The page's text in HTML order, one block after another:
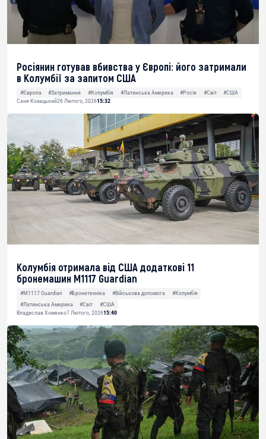
Росіянин готував вбивства у Європі: його затримали
в Колумбії за запитом США
#Європа #Затримання #Колумбія #Латинська Америка #Росія #Світ
#США
Саня Козацький26 Лютого, 202615:32
Колумбія отримала від США додаткові 11
бронемашин M1117 Guardian
#M1117 Guardian #Бронетехніка #Військова допомога
#Колумбія
#Латинська Америка
#Світ
#США
Владислав Хоменко7 Лютого, 202615:40